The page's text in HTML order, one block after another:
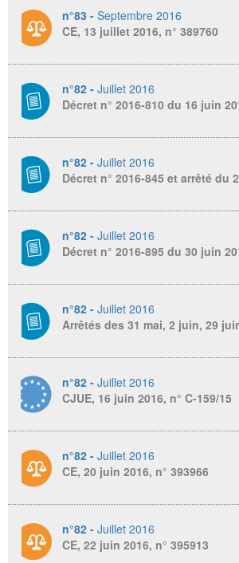
n°83 - Septembre 2016
CE, 13 juillet 2016, n° 389760
n°82 - Juillet 2016
Décret n° 2016-810 du 16 juin
n°82 - Juillet 2016
Décret n° 2016-845 et arrêté du
n°82 - Juillet 2016
Décret n° 2016-895 du 30 juin
n°82 - Juillet 2016
Arrêtés des 31 mai, 2 juin, 29
n°82 - Juillet 2016
CJUE, 16 juin 2016, n° C-159/15
n°82 - Juillet 2016
CE, 20 juin 2016, n° 393966
n°82 - Juillet 2016
CE, 22 juin 2016, n° 395913